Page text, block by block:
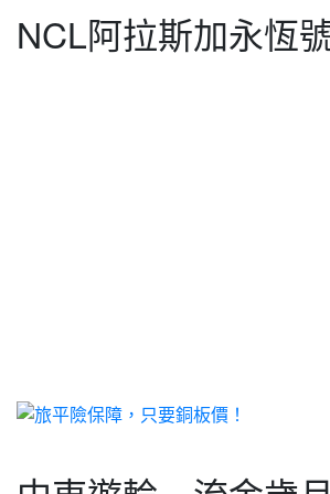
NCL阿拉斯加永恆